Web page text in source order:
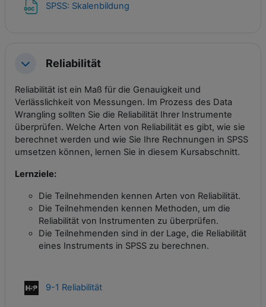
SPSS: Skalenbildung
EinklappenReliabilität
Reliabilität ist ein Maß für die Genauigkeit und
Verlässlichkeit von Messungen. Im Prozess des Data
Wrangling sollten Sie die Reliabilität Ihrer Instrumente
überprüfen. Welche Arten von Reliabilität es gibt, wie sie
berechnet werden und wie Sie Ihre Rechnungen in SPSS
umsetzen können, lernen Sie in diesem Kursabschnitt.
Lernziele:
Die Teilnehmenden kennen Arten von Reliabilität.
Die Teilnehmenden kennen Methoden, um die
Reliabilität von Instrumenten zu überprüfen.
Die Teilnehmenden sind in der Lage, die Reliabilität
eines Instruments in SPSS zu berechnen.
9-1 ReliabilitätInteraktiver Inhalt